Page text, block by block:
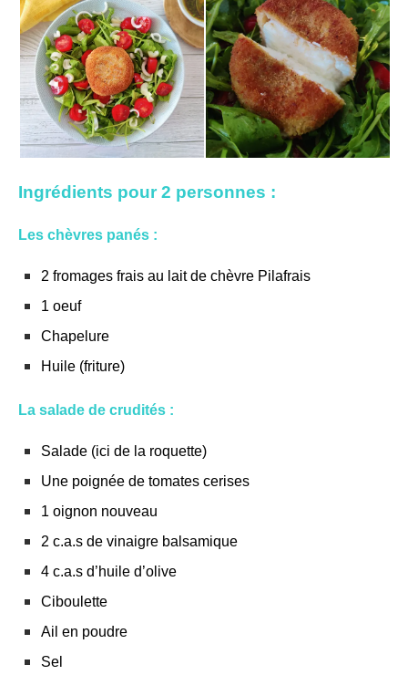
Ingrédients pour 2 personnes :
Les chèvres panés :
2 fromages frais au lait de chèvre Pilafrais
1 oeuf
Chapelure
Huile (friture)
La salade de crudités :
Salade (ici de la roquette)
Une poignée de tomates cerises
1 oignon nouveau
2 c.a.s de vinaigre balsamique
4 c.a.s d’huile d’olive
Ciboulette
Ail en poudre
Sel